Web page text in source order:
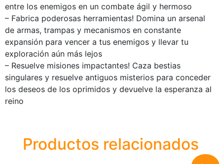
entre los enemigos en un combate ágil y hermoso
– Fabrica poderosas herramientas! Domina un arsenal
de armas, trampas y mecanismos en constante
expansión para vencer a tus enemigos y llevar tu
exploración aún más lejos
– Resuelve misiones impactantes! Caza bestias
singulares y resuelve antiguos misterios para conceder
los deseos de los oprimidos y devuelve la esperanza al
reino
Productos relacionados